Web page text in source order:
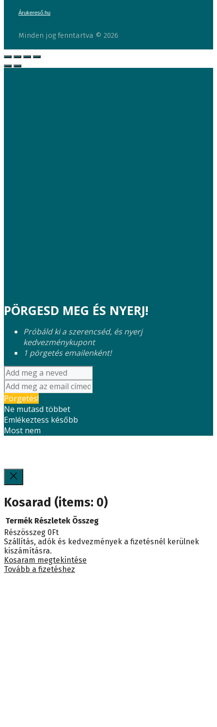
Árukereső.hu
Minden jog fenntartva © 2026
PÖRGESD MEG ÉS NYERJ!
Próbáld ki a szerencséd, és nyerj
kedvezménykupont
1 pörgetés emailenként!
Pörgetés!
Ne mutasd többet
Emlékeztess később
Most nem
Kosarad (items: 0)
Termékek
a
kosárban
Termék Részletek Összeg
Részösszeg 0Ft
Szállítás, adók és kedvezmények a fizetésnél kerülnek
kiszámításra.
Kosaram megtekintése
Tovább a fizetéshez